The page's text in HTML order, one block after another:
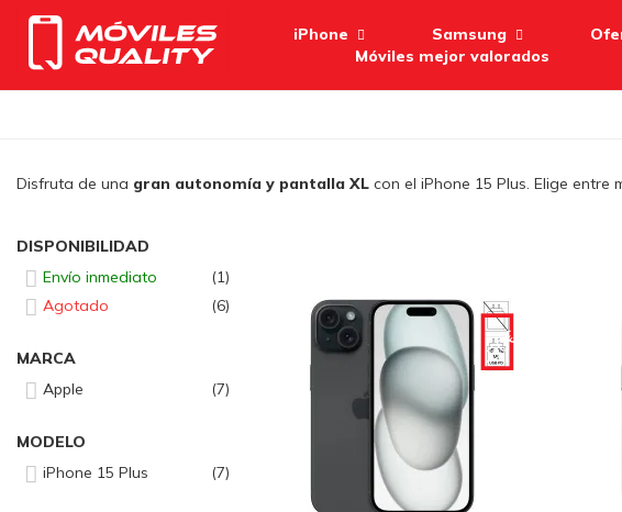
iPhone Samsung
Móviles mejor valorados
Disfruta de una gran autonomía y pantalla XL con el iPhone 15 Plus. Elige
-50€
DISPONIBILIDAD
Envío inmediato
1
Agotado
6
MARCA
Apple
7
MODELO
iPhone 15 Plus
7